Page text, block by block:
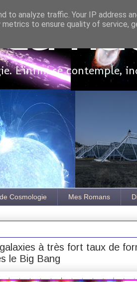
là
L'infini se contemple,
Cosmologie Mes Romans
à très fort taux de
le Big Bang
to analyze traffic. Your IP address
to ensure quality of service,